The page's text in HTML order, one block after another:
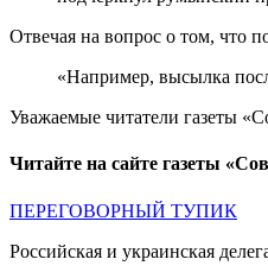
Отвечая на вопрос о том, что
«Например, высылка
Уважаемые читатели газеты
Читайте на сайте газеты
ПЕРЕГОВОРНЫЙ ТУПИК
Российская и украинская